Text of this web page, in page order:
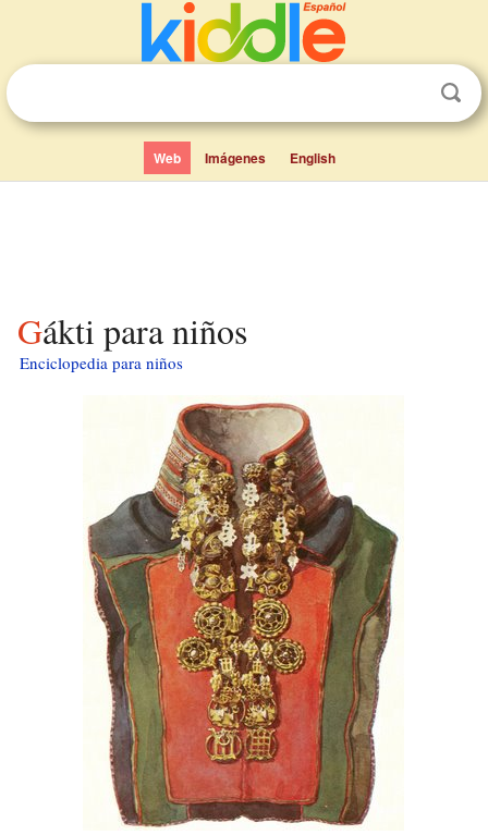
Web Imágenes English
Gákti para niños
Enciclopedia para niños